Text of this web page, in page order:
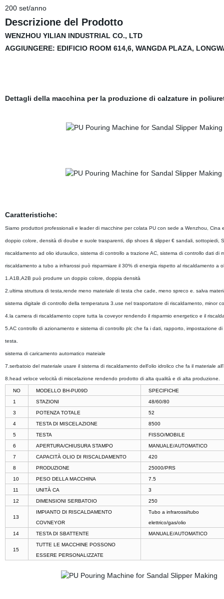
200 set/anno
Descrizione del Prodotto
WENZHOU YILIAN INDUSTRIAL CO., LTD
AGGIUNGERE: EDIFICIO ROOM 614,6, WANGDA PLAZA,
Dettagli della macchina per la produzione di calzature in
Caratteristiche:
Siamo produttori professionali e leader di macchine per colata PU con sede a Wenzhou,
doppio colore, densità di doube e suole trasparenti, dip shoes & slipper € sandali,
riscaldamento ad olio iduraulico, sistema di controllo a trazione AC, sistema di controllo dati
riscaldamento a tubo a infrarossi può risparmiare il 30% di energia rispetto al riscaldamento a
1.A1B,A2B può produrre un doppio colore, doppia densità
2.ultima struttura di testa,rende meno materiale di testa che cade, meno spreco e. salva
sistema digitale di controllo della temperatura 3.use nel trasportatore di riscaldamento, minor
4.la camera di riscaldamento copre tutta la coveyor rendendo il risparmio energetico e il
5.AC controllo di azionamento e sistema di controllo plc che fa i dati, rapporto, impostazione
testa.
sistema di caricamento automatico mateiale
7.serbatoio del materiale usare il sistema di riscaldamento dell'olio idrolico che fa il materiale
8.head veloce velocità di miscelazione rendendo prodotto di alta qualità e di alta produzione.
NO MODELLO BH-PU09D
SPECIFICHE
1
STAZIONI
48/60/80
3
POTENZA TOTALE
52
4
TESTA DI MISCELAZIONE
8500
5
TESTA
FISSO/MOBILE
6
APERTURA/CHIUSURA STAMPO
MANUALE/AUTOMATICO
7
CAPACITÀ OLIO DI RISCALDAMENTO
420
8
PRODUZIONE
25000/PRS
10
PESO DELLA MACCHINA
7.5
11
UNITÀ CA
3
12
DIMENSIONI SERBATOIO 250
13
IMPIANTO DI RISCALDAMENTO
COVNEYOR
Tubo a infrarossi/tubo
elettrico/gas/olio
14
TESTA DI SBATTENTE MANUALE/AUTOMATICO
15
TUTTE LE MACCHINE POSSONO
ESSERE PERSONALIZZATE